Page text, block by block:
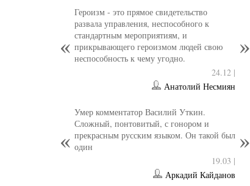
Героизм - это прямое свидетельство
развала управления, неспособного к
стандартным мероприятиям, и
прикрывающего героизмом людей свою
неспособность к чему угодно.
24.12 |
Анатолий Несмиян
Умер комментатор Василий Уткин.
Сложный, понтовитый, с гонором и
прекрасным русским языком. Он такой был
один
19.03 |
Аркадий Кайданов